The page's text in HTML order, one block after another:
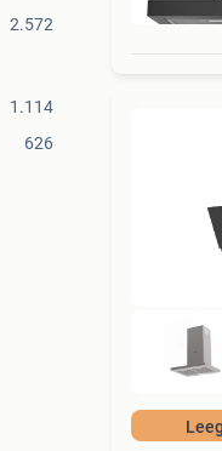
2.572
1.114
626